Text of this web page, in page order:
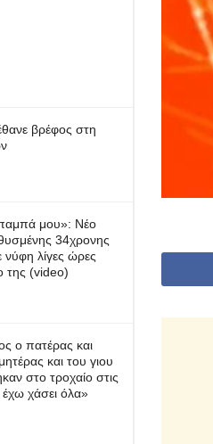
βρέφος στη
μου»: Νέο
34χρονης
λίγες ώρες
της (video)
ο πατέρας και
και του γιου
στο τροχαίο στις
χάσει όλα»